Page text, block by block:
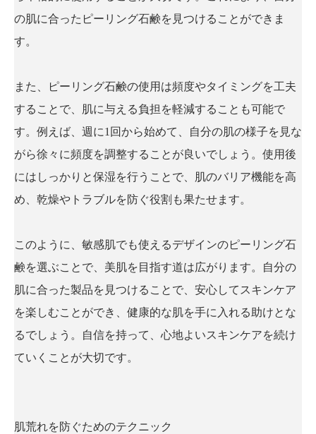
の肌に合ったピーリング石鹸を見つけることができま
す。
また、ピーリング石鹸の使用は頻度やタイミングを工夫
することで、肌に与える負担を軽減することも可能で
す。例えば、週に1回から始めて、自分の肌の様子を見な
がら徐々に頻度を調整することが良いでしょう。使用後
にはしっかりと保湿を行うことで、肌のバリア機能を高
め、乾燥やトラブルを防ぐ役割も果たせます。
このように、敏感肌でも使えるデザインのピーリング石
鹸を選ぶことで、美肌を目指す道は広がります。自分の
肌に合った製品を見つけることで、安心してスキンケア
を楽しむことができ、健康的な肌を手に入れる助けとな
るでしょう。自信を持って、心地よいスキンケアを続け
ていくことが大切です。
肌荒れを防ぐためのテクニック